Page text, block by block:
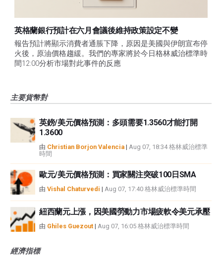
英格蘭銀行預計在六月會議後維持政策設定不變
報告預計將顯示消費者通脹下降，原因是美國與伊朗宣布停
火後，原油價格趨緩。我們的專家將於今日格林威治標準時
間12:00分析市場對此事件的反應
主要貨幣對
英鎊/美元價格預測：多頭需要1.3560才能打開
1.3600
由 Christian Borjon Valencia | Aug 07, 18:34 格林威治標準
時間
歐元/美元價格預測：買家關注突破100日SMA
由 Vishal Chaturvedi | Aug 07, 17:40 格林威治標準時間
紐西蘭元上漲，因美國勞動力市場疲軟令美元承壓
由 Ghiles Guezout | Aug 07, 16:05 格林威治標準時間
經濟指標